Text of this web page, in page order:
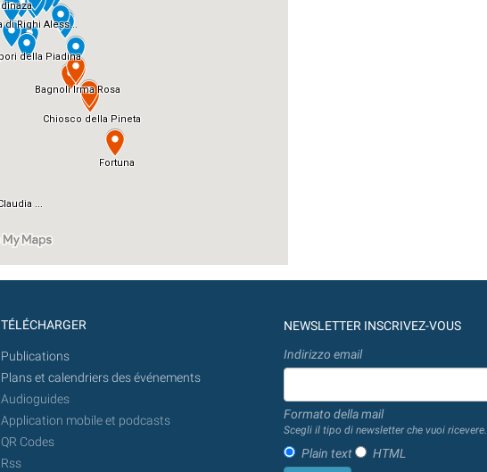
TÉLÉCHARGER
Publications
Plans et calendriers des événements
Audioguides
Application mobile et podcasts
QR Codes
Rss
NEWSLETTER INSCRIVEZ-VOUS
Indirizzo email
Formato della mail
Scegli il tipo di newsletter che vuoi ricevere.
Plain text HTML